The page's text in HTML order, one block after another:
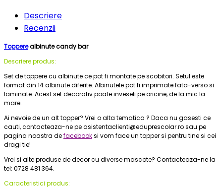
Descriere
Recenzii
Topperealbinute candy bar
Descriere produs:
Set de toppere cu albinute ce pot fi montate pe scobitori. Setul este
format din 14 albinute diferite. Albinutele pot fi imprimate fata-verso si
laminate. Acest set decorativ poate inveseli pe oricine, de la mic la
mare.
Ai nevoie de un alt topper? Vrei o alta tematica ? Daca nu gasesti ce
cauti, contacteaza-ne pe asistentaclienti@eduprescolar.ro sau pe
pagina noastra defacebooksi vom face un topper si pentru tine si cei
dragi tie!
Vrei si alte produse de decor cu diverse mascote? Contacteaza-ne la
tel: 0728 481 364.
Caracteristici produs: